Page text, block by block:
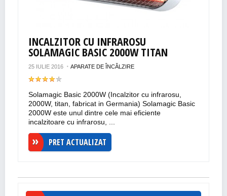
INCALZITOR CU INFRAROSU
SOLAMAGIC BASIC 2000W TITAN
25 IULIE 2016 APARATE DE ÎNCĂLZIRE
Solamagic Basic 2000W (Incalzitor cu infrarosu,
2000W, titan, fabricat in Germania) Solamagic Basic
2000W este unul dintre cele mai eficiente
incalzitoare cu infrarosu, ...
PRET ACTUALIZAT